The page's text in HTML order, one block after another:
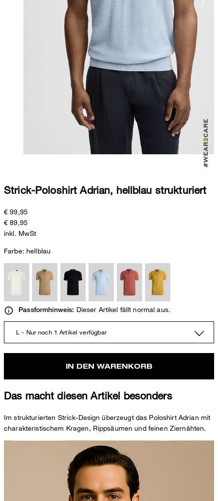
Strick-Poloshirt Adrian, hellblau strukturiert
€ 99,95
€ 89,95
inkl. MwSt
Farbe: hellblau
Passformhinweis: Dieser Artikel fällt normal aus.
L - Nur noch 1 Artikel verfügbar
IN DEN WARENKORB
Das macht diesen Artikel besonders
Im strukturierten Strick-Design überzeugt das Poloshirt Adrian mit
charakteristischem Kragen, Rippsäumen und feinen Ziernähten.